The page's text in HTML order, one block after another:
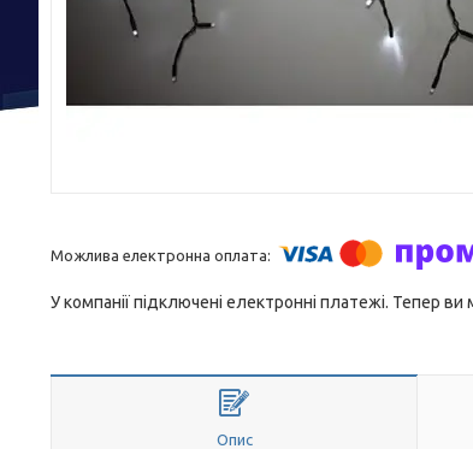
У компанії підключені електронні платежі. Тепер
Опис